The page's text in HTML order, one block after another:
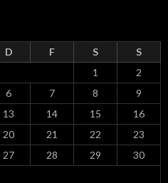
D F S
S
1
2
6 7 8
9
13 14 15
16
20 21 22
23
27 28 29
30